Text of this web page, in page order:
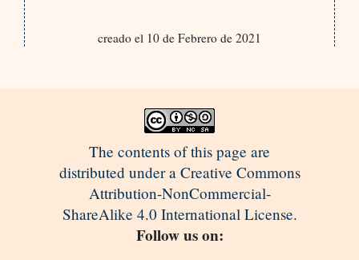
creado el 10 de Febrero de 2021
The contents of this page are
distributed under a Creative Commons
Attribution-NonCommercial-
ShareAlike 4.0 International License.
Follow us on: